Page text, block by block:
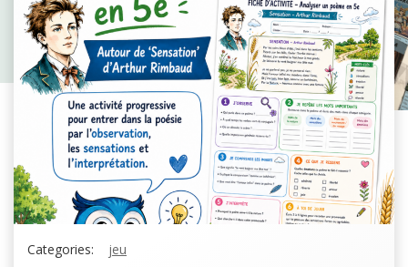
Categories:
jeu